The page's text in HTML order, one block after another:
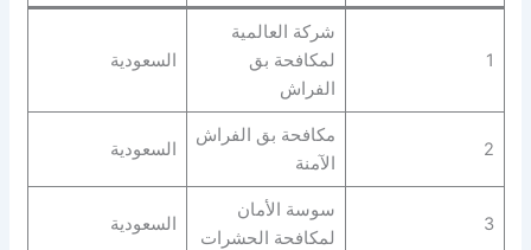
1
شركة العالمية
لمكافحة بق
الفراش
السعودية
2
مكافحة بق الفراش
الآمنة
السعودية
3
سوسة الأمان
لمكافحة الحشرات
السعودية